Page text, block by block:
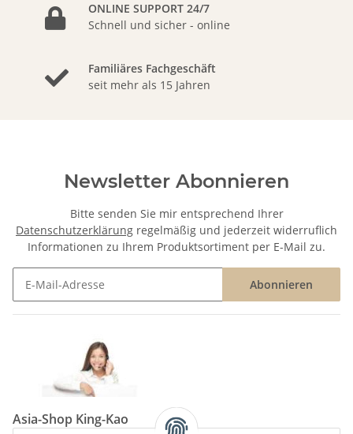
ONLINE SUPPORT 24/7
Schnell und sicher - online
Familiäres Fachgeschäft
seit mehr als 15 Jahren
Newsletter Abonnieren
Bitte senden Sie mir entsprechend Ihrer
Datenschutzerklärung regelmäßig und jederzeit widerruflich
Informationen zu Ihrem Produktsortiment per E-Mail zu.
Abonnieren
Asia-Shop King-Kao